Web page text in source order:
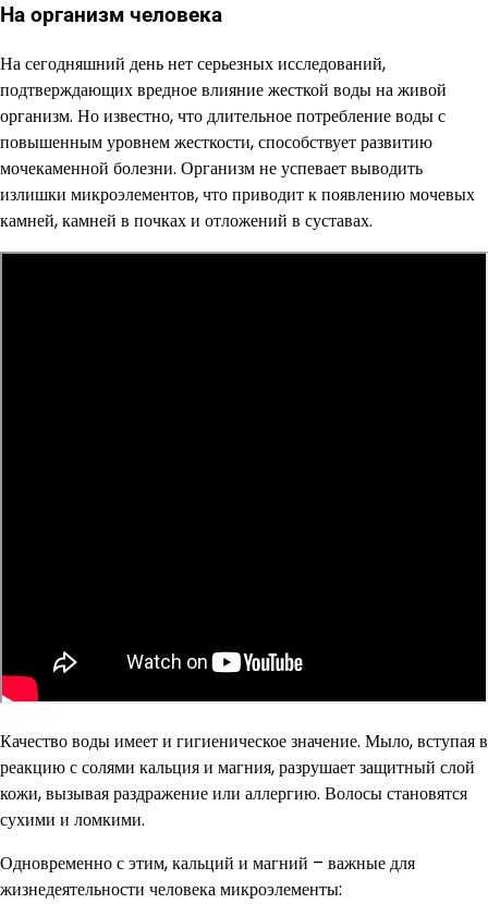
На организм человека
На сегодняшний день нет серьезных исследований,
подтверждающих вредное влияние жесткой воды на живой
организм. Но известно, что длительное потребление воды с
повышенным уровнем жесткости, способствует развитию
мочекаменной болезни. Организм не успевает выводить
излишки микроэлементов, что приводит к появлению мочевых
камней, камней в почках и отложений в суставах.
Качество воды имеет и гигиеническое значение. Мыло, вступая в
реакцию с солями кальция и магния, разрушает защитный слой
кожи, вызывая раздражение или аллергию. Волосы становятся
сухими и ломкими.
Одновременно с этим, кальций и магний – важные для
жизнедеятельности человека микроэлементы: